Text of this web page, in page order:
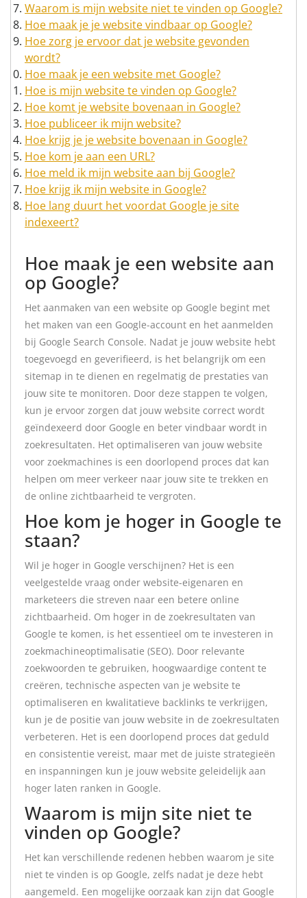
Waarom is mijn website niet te vinden op Google?
Hoe maak je je website vindbaar op Google?
Hoe zorg je ervoor dat je website gevonden
wordt?
Hoe maak je een website met Google?
Hoe is mijn website te vinden op Google?
Hoe komt je website bovenaan in Google?
Hoe publiceer ik mijn website?
Hoe krijg je je website bovenaan in Google?
Hoe kom je aan een URL?
Hoe meld ik mijn website aan bij Google?
Hoe krijg ik mijn website in Google?
Hoe lang duurt het voordat Google je site
indexeert?
Hoe maak je een website aan
op Google?
Het aanmaken van een website op Google begint met
het maken van een Google-account en het aanmelden
bij Google Search Console. Nadat je jouw website hebt
toegevoegd en geverifieerd, is het belangrijk om een
sitemap in te dienen en regelmatig de prestaties van
jouw site te monitoren. Door deze stappen te volgen,
kun je ervoor zorgen dat jouw website correct wordt
geïndexeerd door Google en beter vindbaar wordt in
zoekresultaten. Het optimaliseren van jouw website
voor zoekmachines is een doorlopend proces dat kan
helpen om meer verkeer naar jouw site te trekken en
de online zichtbaarheid te vergroten.
Hoe kom je hoger in Google te
staan?
Wil je hoger in Google verschijnen? Het is een
veelgestelde vraag onder website-eigenaren en
marketeers die streven naar een betere online
zichtbaarheid. Om hoger in de zoekresultaten van
Google te komen, is het essentieel om te investeren in
zoekmachineoptimalisatie (SEO). Door relevante
zoekwoorden te gebruiken, hoogwaardige content te
creëren, technische aspecten van je website te
optimaliseren en kwalitatieve backlinks te verkrijgen,
kun je de positie van jouw website in de zoekresultaten
verbeteren. Het is een doorlopend proces dat geduld
en consistentie vereist, maar met de juiste strategieën
en inspanningen kun je jouw website geleidelijk aan
hoger laten ranken in Google.
Waarom is mijn site niet te
vinden op Google?
Het kan verschillende redenen hebben waarom je site
niet te vinden is op Google, zelfs nadat je deze hebt
aangemeld. Een mogelijke oorzaak kan zijn dat Google